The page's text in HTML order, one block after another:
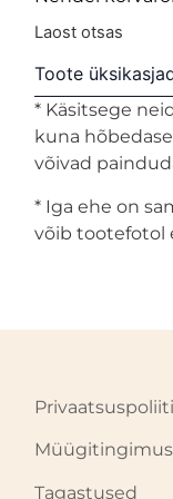
Laost otsas
Toote
* Käsitsege
kuna
võivad
* Iga ehe on
võib tootefotol
Tagastused